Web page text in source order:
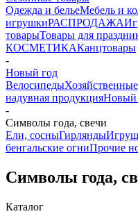
Одежда и бельеМебель и
игрушкиРАСПРОДАЖА
товарыТовары для
КОСМЕТИКАКанцтовары
-
Новый год
Велосипеды
надувная продукцияНовый
-
Символы года, свечи
Ели, сосныГирлянды
бенгальские огниПрочие
Символы года,
Каталог